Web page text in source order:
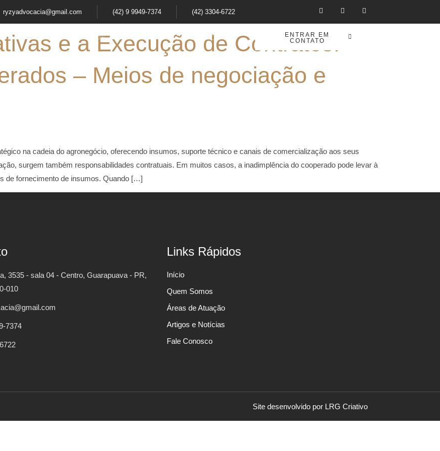
ryzyadvocacia@gmail.com (42) 9 9949-7374 (42) 3304-6722
DE ATUAÇÃO ARTIGOS E NOTÍCIAS FALE CONOSCO
ENTRAR EM
CONTATO
e a Execução de Contratos:
– Meios de negociação e
na cadeia do agronegócio, oferecendo insumos, suporte técnico e canais de comercialização aos seus
surgem também responsabilidades contratuais. Em muitos casos, a inadimplência do cooperado pode levar à
de fornecimento de insumos. Quando […]
3535 - sala 04 - Centro, Guarapuava - PR,
010
7374
Links Rápidos
Início
Quem Somos
Áreas de Atuação
Artigos e Notícias
Fale Conosco
Site desenvolvido por LRG Criativo